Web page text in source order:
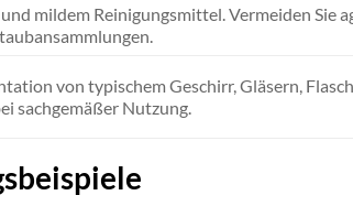
mildem Reinigungsmittel. Vermeiden Sie
von typischem Geschirr, Gläsern,
sachgemäßer Nutzung.